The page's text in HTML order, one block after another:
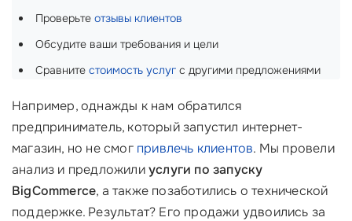
Проверьте отзывы клиентов
Обсудите ваши требования и цели
Сравните стоимость услуг с другими предложениями
Например, однажды к нам обратился
предприниматель, который запустил интернет-
магазин, но не смог привлечь клиентов. Мы провели
анализ и предложилиуслуги по запуску
BigCommerce, а также позаботились о технической
поддержке. Результат? Его продажи удвоились за